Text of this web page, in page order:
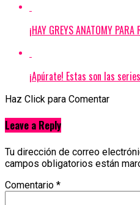
¡HAY GREYS ANATOMY PARA
¡Apúrate! Estas son las
Haz Click para Comentar
Leave a Reply
Tu dirección de correo
campos obligatorios están
Comentario *